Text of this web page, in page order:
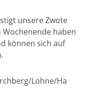
unsere Zwote
haben
können sich auf
Lohne/Ha